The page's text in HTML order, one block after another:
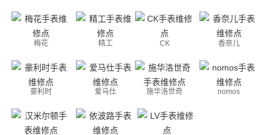
梅花 精工 CK 香奈儿
豪利时 爱马仕 施华洛世奇 nomos